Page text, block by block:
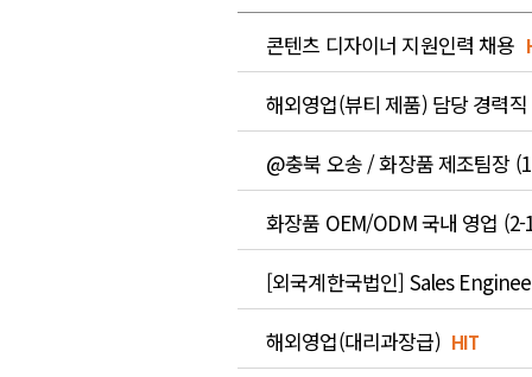
콘텐츠 디자이너 지원인력 채용
해외영업(뷰티 제품) 담당 경력
@충북 오송 / 화장품 제조팀장
화장품 OEM/ODM 국내 영업 (2-
[외국계한국법인] Sales
해외영업(대리과장급) HIT